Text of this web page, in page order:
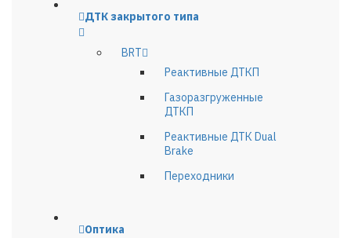
ДТК закрытого типа
BRT
Реактивные ДТКП
Газоразгруженные
ДТКП
Реактивные ДТК Dual
Brake
Переходники
Оптика